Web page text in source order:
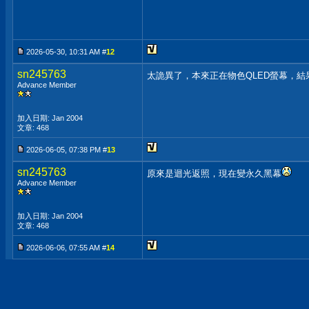
2026-05-30, 10:31 AM #12
sn245763
Advance Member
加入日期: Jan 2004
文章: 468
太詭異了，本來正在物色QLED螢幕，結
2026-06-05, 07:38 PM #13
sn245763
Advance Member
加入日期: Jan 2004
文章: 468
原來是迴光返照，現在變永久黑幕
2026-06-06, 07:55 AM #14